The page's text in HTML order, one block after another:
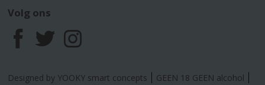
Volg ons
F
a
T
w
I
n
Designed by YOOKY smart concepts GEEN 18 GEEN alcohol